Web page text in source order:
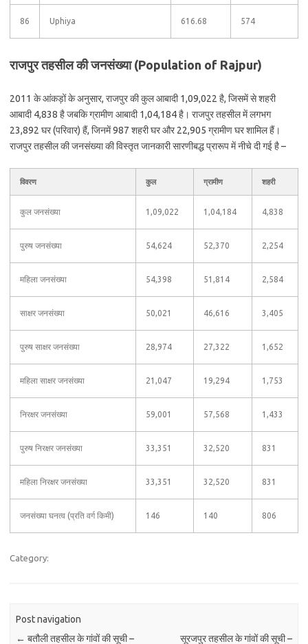
86 Uphiya 616.68 574
राजपुर तहसील की जनसंख्या (Population of Rajpur)
2011 के आंकड़ों के अनुसार, राजपुर की कुल आबादी 1,09,022 है, जिसमें से शहरी
आबादी 4,838 है जबकि ग्रामीण आबादी 1,04,184 है। राजपुर तहसील में लगभग
23,892 घर (परिवार) हैं, जिनमें 987 शहरी घर और 22,905 ग्रामीण घर शामिल हैं।
राजपुर तहसील की जनसंख्या की विस्तृत जानकारी सारणीबद्ध प्रारूप में नीचे दी गई है –
विवरण कुल ग्रामीण शहरी
कुल जनसंख्या 1,09,022 1,04,184 4,838
पुरुष जनसंख्या 54,624 52,370 2,254
महिला जनसंख्या 54,398 51,814 2,584
साक्षर जनसंख्या 50,021 46,616 3,405
पुरुष साक्षर जनसंख्या 28,974 27,322 1,652
महिला साक्षर जनसंख्या 21,047 19,294 1,753
निरक्षर जनसंख्या 59,001 57,568 1,433
पुरुष निरक्षर जनसंख्या 33,351 32,520 831
महिला निरक्षर जनसंख्या 33,351 32,520 831
जनसंख्या घनत्व (प्रति वर्ग किमी) 146 140 806
Category:
Post navigation
← बतौली तहसील के गांवों की सूची –
सूरजपुर तहसील के गांवों की सूची –